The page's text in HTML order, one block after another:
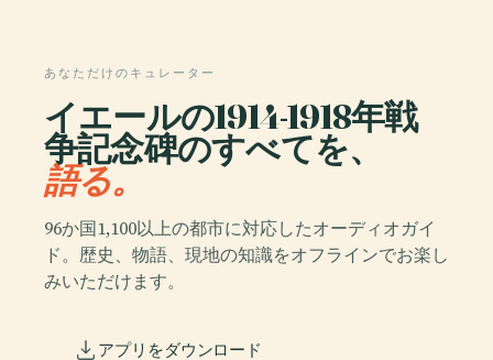
あなただけのキュレーター
イエールの1914-1918年戦
争記念碑のすべてを、
語る。
96か国1,100以上の都市に対応したオーディオガイ
ド。歴史、物語、現地の知識をオフラインでお楽し
みいただけます。
アプリをダウンロード